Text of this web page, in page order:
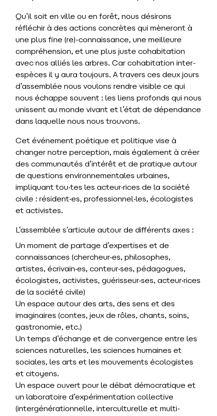
Qu’il soit en ville ou en forêt, nous désirons
réfléchir à des actions concrètes qui mèneront à
une plus fine (re)-connaissance, une meilleure
compréhension, et une plus juste cohabitation
avec nos alliés les arbres. Car cohabitation inter-
espèces il y aura toujours. A travers ces deux jours
d’assemblée nous voulons rendre visible ce qui
nous échappe souvent : les liens profonds qui nous
unissent au monde vivant et l’état de dépendance
dans laquelle nous nous trouvons.
Cet événement poétique et politique vise à
changer notre perception, mais également à créer
des communautés d’intérêt et de pratique autour
de questions environnementales urbaines,
impliquant tou·tes les acteur·rices de la société
civile : résident·es, professionnel·les, écologistes
et activistes.
L’assemblée s’articule autour de différents axes :
Un moment de partage d’expertises et de
connaissances (chercheur·es, philosophes,
artistes, écrivain·es, conteur·ses, pédagogues,
écologistes, activistes, guérisseur·ses, acteur·rices
de la société civile)
Un espace autour des arts, des sens et des
imaginaires (contes, jeux de rôles, chants, soins,
gastronomie, etc.)
Un temps d’échange et de convergence entre les
sciences naturelles, les sciences humaines et
sociales, les arts et les mouvements écologistes
et citoyens.
Un espace ouvert pour le débat démocratique et
un laboratoire d’expérimentation collective
(intergénérationnelle, interculturelle et multi-